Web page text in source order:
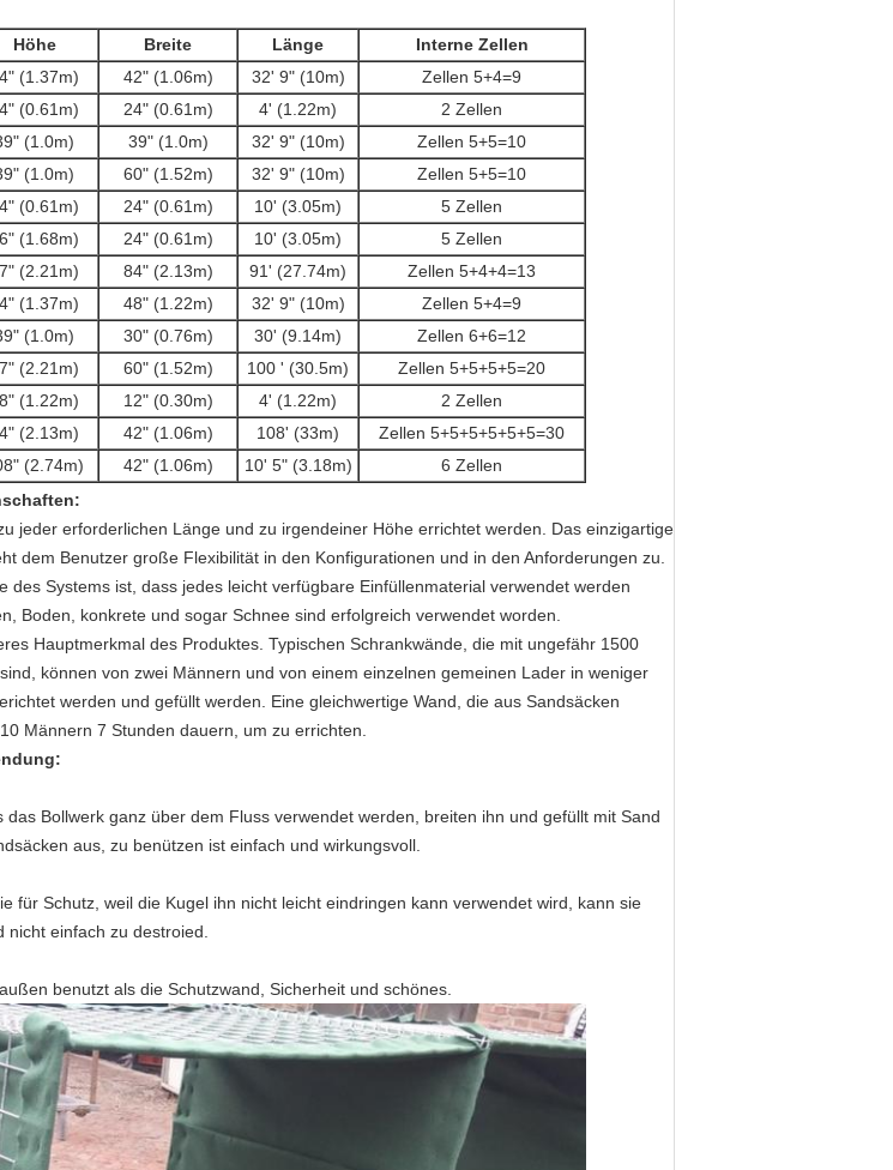
Höhe Breite Länge
Interne Zellen
(1.37m) 42" (1.06m) 32' 9" (10m)
Zellen 5+4=9
(0.61m) 24" (0.61m) 4' (1.22m)
2 Zellen
(1.0m) 39" (1.0m) 32' 9" (10m)
Zellen 5+5=10
(1.0m) 60" (1.52m) 32' 9" (10m)
Zellen 5+5=10
(0.61m) 24" (0.61m) 10' (3.05m)
5 Zellen
(1.68m) 24" (0.61m) 10' (3.05m)
5 Zellen
(2.21m) 84" (2.13m) 91' (27.74m)
Zellen 5+4+4=13
(1.37m) 48" (1.22m) 32' 9" (10m)
Zellen 5+4=9
(1.0m) 30" (0.76m) 30' (9.14m)
Zellen 6+6=12
(2.21m) 60" (1.52m) 100 ' (30.5m)
Zellen 5+5+5+5=20
(1.22m) 12" (0.30m) 4' (1.22m)
2 Zellen
(2.13m) 42" (1.06m) 108' (33m)
Zellen 5+5+5+5+5+5=30
(2.74m) 42" (1.06m) 10' 5" (3.18m)
6 Zellen
jeder erforderlichen Länge und zu irgendeiner Höhe errichtet werden. Das einzigartige
dem Benutzer große Flexibilität in den Konfigurationen und in den Anforderungen zu.
des Systems ist, dass jedes leicht verfügbare Einfüllenmaterial verwendet werden
Boden, konkrete und sogar Schnee sind erfolgreich verwendet worden.
Hauptmerkmal des Produktes. Typischen Schrankwände, die mit ungefähr 1500
können von zwei Männern und von einem einzelnen gemeinen Lader in weniger
werden und gefüllt werden. Eine gleichwertige Wand, die aus Sandsäcken
Männern 7 Stunden dauern, um zu errichten.
das Bollwerk ganz über dem Fluss verwendet werden, breiten ihn und gefüllt mit Sand
aus, zu benützen ist einfach und wirkungsvoll.
für Schutz, weil die Kugel ihn nicht leicht eindringen kann verwendet wird, kann sie
einfach zu destroied.
benutzt als die Schutzwand, Sicherheit und schönes.